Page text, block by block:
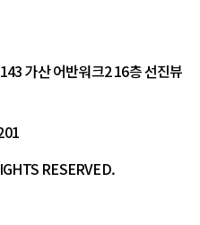
가산 어반워크2 16층 선진뷰
RESERVED.